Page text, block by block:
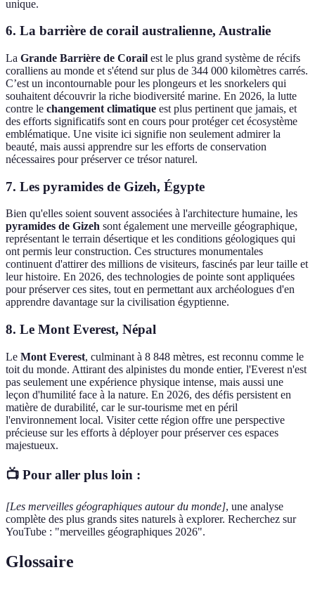
unique.
6. La barrière de corail australienne, Australie
La Grande Barrière de Corail est le plus grand système de récifs
coralliens au monde et s'étend sur plus de 344 000 kilomètres carrés.
C’est un incontournable pour les plongeurs et les snorkelers qui
souhaitent découvrir la riche biodiversité marine. En 2026, la lutte
contre le changement climatique est plus pertinent que jamais, et
des efforts significatifs sont en cours pour protéger cet écosystème
emblématique. Une visite ici signifie non seulement admirer la
beauté, mais aussi apprendre sur les efforts de conservation
nécessaires pour préserver ce trésor naturel.
7. Les pyramides de Gizeh, Égypte
Bien qu'elles soient souvent associées à l'architecture humaine, les
pyramides de Gizeh sont également une merveille géographique,
représentant le terrain désertique et les conditions géologiques qui
ont permis leur construction. Ces structures monumentales
continuent d'attirer des millions de visiteurs, fascinés par leur taille et
leur histoire. En 2026, des technologies de pointe sont appliquées
pour préserver ces sites, tout en permettant aux archéologues d'en
apprendre davantage sur la civilisation égyptienne.
8. Le Mont Everest, Népal
Le Mont Everest, culminant à 8 848 mètres, est reconnu comme le
toit du monde. Attirant des alpinistes du monde entier, l'Everest n'est
pas seulement une expérience physique intense, mais aussi une
leçon d'humilité face à la nature. En 2026, des défis persistent en
matière de durabilité, car le sur-tourisme met en péril
l'environnement local. Visiter cette région offre une perspective
précieuse sur les efforts à déployer pour préserver ces espaces
majestueux.
📺 Pour aller plus loin :
[Les merveilles géographiques autour du monde], une analyse
complète des plus grands sites naturels à explorer. Recherchez sur
YouTube : "merveilles géographiques 2026".
Glossaire